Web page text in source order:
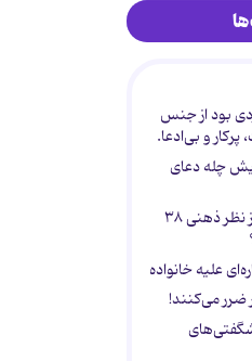
بود از جنس
و بی‌ادعا.
چله دعای
چطور خودمان را از نظر ذهنی ۳۸
ضرر می‌کنند!